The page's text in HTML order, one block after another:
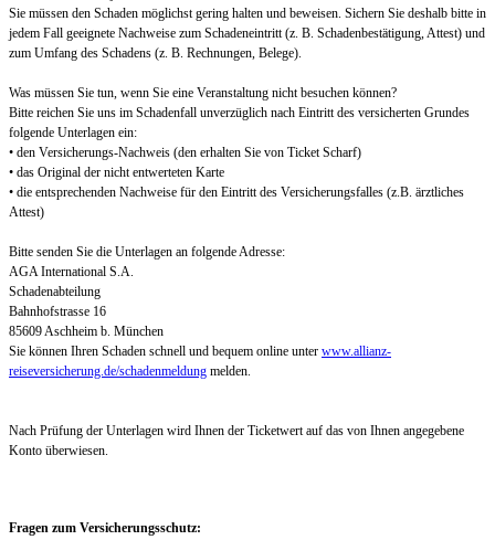
Sie müssen den Schaden möglichst gering halten und beweisen. Sichern Sie deshalb bitte in
jedem Fall geeignete Nachweise zum Schadeneintritt (z. B. Schadenbestätigung, Attest) und
zum Umfang des Schadens (z. B. Rechnungen, Belege).
Was müssen Sie tun, wenn Sie eine Veranstaltung nicht besuchen können?
Bitte reichen Sie uns im Schadenfall unverzüglich nach Eintritt des versicherten Grundes
folgende Unterlagen ein:
• den Versicherungs-Nachweis (den erhalten Sie von Ticket Scharf)
• das Original der nicht entwerteten Karte
• die entsprechenden Nachweise für den Eintritt des Versicherungsfalles (z.B. ärztliches
Attest)
Bitte senden Sie die Unterlagen an folgende Adresse:
AGA International S.A.
Schadenabteilung
Bahnhofstrasse 16
85609 Aschheim b. München
Sie können Ihren Schaden schnell und bequem online unter www.allianz-
reiseversicherung.de/schadenmeldung melden.
Nach Prüfung der Unterlagen wird Ihnen der Ticketwert auf das von Ihnen angegebene
Konto überwiesen.
Fragen zum Versicherungsschutz: